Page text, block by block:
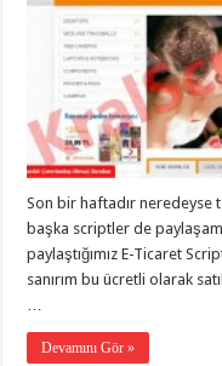
taşımacılık,
gaziantep
organizasyon,
gaziantep
organizasyon,
gaziantep
organizasyon,
gaziantep
organizasyon
gaziantep
organizasyon
gaziantep
organizasyon,
gaziantep
palyaço,
twitter
twitter
takipçi
Son bir haftadır neredeyse
başka scriptler de
paylaştığımız E-Ticaret
sanırım bu ücretli olarak
Devamını Gör »